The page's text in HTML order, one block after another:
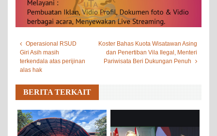
Operasional RSUD
Giri Asih masih
terkendala atas perijinan
alas hak
Koster Bahas Kuota Wisatawan Asing
dan Penertiban Vila Ilegal, Menteri
Pariwisata Beri Dukungan Penuh
BERITA TERKAIT